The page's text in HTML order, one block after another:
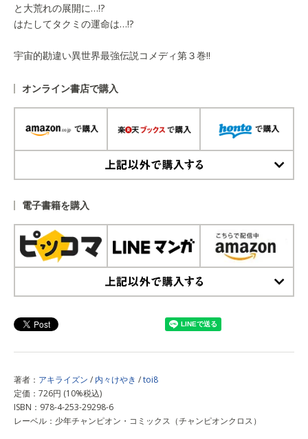
と大荒れの展開に…!?
はたしてタクミの運命は…!?
宇宙的勘違い異世界最強伝説コメディ第３巻!!
オンライン書店で購入
電子書籍を購入
著者： アキライズン / 内々けやき /toi8
定価：726円 (10%税込)
ISBN：978-4-253-29298-6
レーベル：少年チャンピオン・コミックス（チャンピオンクロス）